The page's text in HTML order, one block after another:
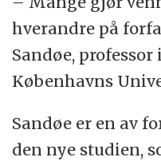
hverandre på
Sandøe,
Københavns
Sandøe er en av
den nye studien,